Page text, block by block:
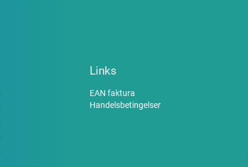
Links
EAN faktura
Handelsbetingelser